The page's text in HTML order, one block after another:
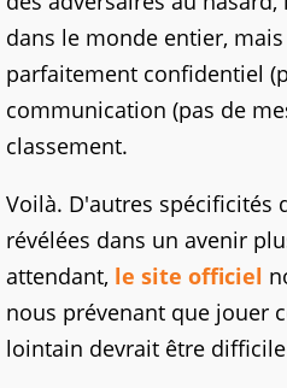
dans le monde entier,
parfaitement confidentiel
communication (pas de
classement.
Voilà. D'autres spécificités
révélées dans un avenir
attendant, le site officiel
nous prévenant que jouer
lointain devrait être